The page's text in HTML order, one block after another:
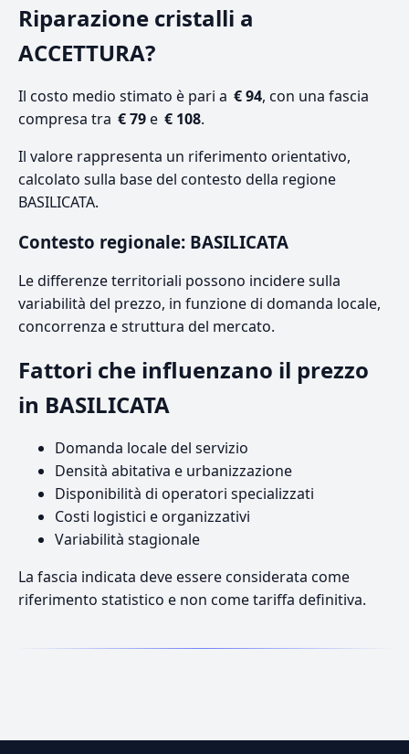
Riparazione cristalli a
ACCETTURA?
Il costo medio stimato è pari a € 94, con una fascia
compresa tra € 79e € 108.
Il valore rappresenta un riferimento orientativo,
calcolato sulla base del contesto della regione
BASILICATA.
Contesto regionale: BASILICATA
Le differenze territoriali possono incidere sulla
variabilità del prezzo, in funzione di domanda locale,
concorrenza e struttura del mercato.
Fattori che influenzano il prezzo
in BASILICATA
Domanda locale del servizio
Densità abitativa e urbanizzazione
Disponibilità di operatori specializzati
Costi logistici e organizzativi
Variabilità stagionale
La fascia indicata deve essere considerata come
riferimento statistico e non come tariffa definitiva.